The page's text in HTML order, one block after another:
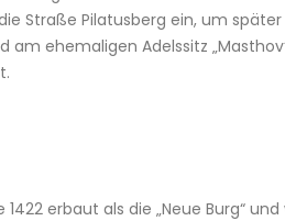
Straße Pilatusberg ein, um
am ehemaligen Adelssitz
erbaut als die „Neue Burg“